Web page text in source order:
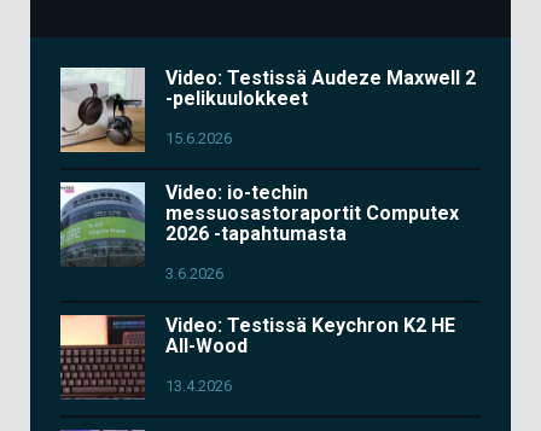
Video: Testissä Audeze Maxwell 2
-pelikuulokkeet
15.6.2026
Video: io-techin
messuosastoraportit Computex
2026 -tapahtumasta
3.6.2026
Video: Testissä Keychron K2 HE
All-Wood
13.4.2026